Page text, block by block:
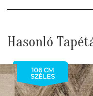
Hasonló
106 CM
SZÉLES